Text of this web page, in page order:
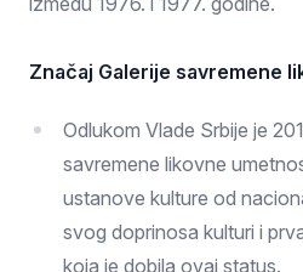
Značaj Galerije savremene
Odlukom Vlade Srbije je
savremene likovne
ustanove kulture od
svog doprinosa kulturi i
koja je dobila ovaj status.